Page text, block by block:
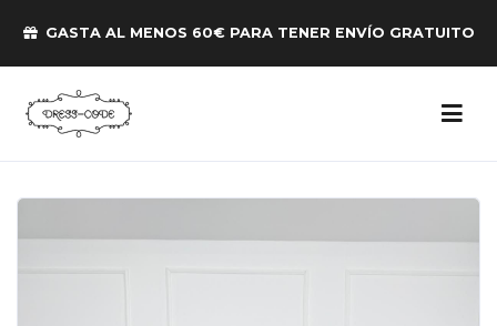
GASTA AL MENOS 60€ PARA TENER ENVÍO GRATUITO